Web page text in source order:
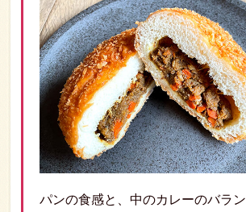
パンの食感と、中のカレーのバラン